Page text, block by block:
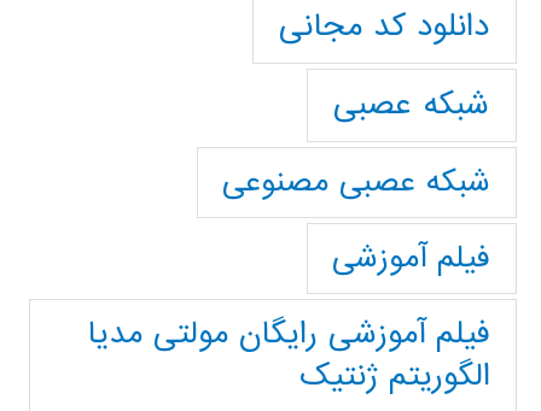
دانلود کد مجانی
شبکه عصبی
شبکه عصبی مصنوعی
فیلم آموزشی
فیلم آموزشی رایگان مولتی مدیا
الگوریتم ژنتیک